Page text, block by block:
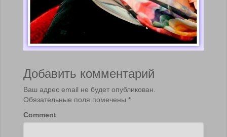
Добавить комментарий
Ваш адрес email не будет опубликован.
Обязательные поля помечены *
Comment